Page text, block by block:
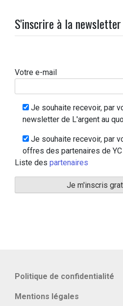
S'inscrire à la newsletter
Votre e-mail
Je souhaite recevoir, par
newsletter de L'argent au
Je souhaite recevoir, par
offres des partenaires de
Liste des partenaires
Politique de confidentialité
Mentions légales